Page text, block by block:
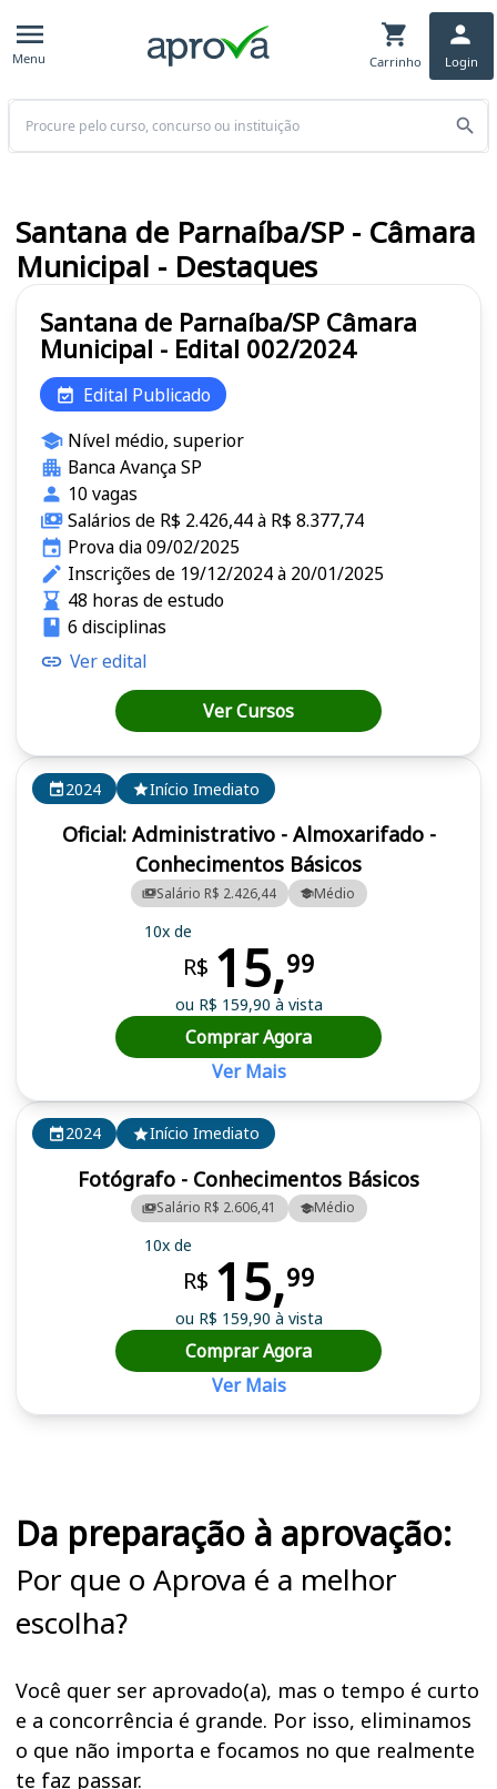
Menu Carrinho Login
Buscar
2024 Início Imediato
Fotógrafo - Conhecimentos Básicos
Salário R$ 2.606,41 Médio
10x de
R$ 15,99
ou R$ 159,90 à vista
Comprar Agora
Ver Mais
2024 Início Imediato
Oficial: Administrativo - Almoxarifado -
Conhecimentos Básicos
Salário R$ 2.426,44 Médio
10x de
R$ 15,99
ou R$ 159,90 à vista
Comprar Agora
Ver Mais
Santana de Parnaíba/SP Câmara
Municipal - Edital 002/2024
Edital Publicado
Nível médio, superior
Banca Avança SP
10 vagas
Salários de R$ 2.426,44 à R$ 8.377,74
Prova dia 09/02/2025
Inscrições de 19/12/2024 à 20/01/2025
48 horas de estudo
6 disciplinas
Ver edital
Ver Cursos
Santana de Parnaíba/SP - Câmara
Municipal - Destaques
Da preparação à aprovação:
Por que o Aprova é a melhor
escolha?
Você quer ser aprovado(a), mas o tempo é curto
e a concorrência é grande. Por isso, eliminamos
o que não importa e focamos no que realmente
te faz passar.